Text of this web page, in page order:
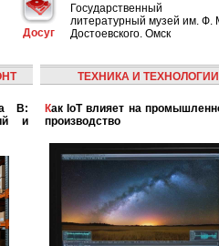
Досуг
Государственный
литературный музей им. Ф.
Достоевского. Омск
и
ТЕХНИКА И ТЕХНОЛОГИИ
Как IoT влияет на промышленность и
производство